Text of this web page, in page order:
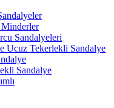
Sandalyeleri
Ucuz Tekerlekli Sandalye
Sandalye